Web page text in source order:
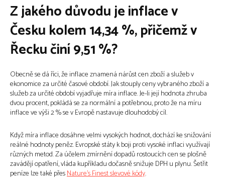
Z jakého důvodu je inflace v
Česku kolem 14,34 %, přičemž v
Řecku činí 9,51 %?
Obecně se dá říci, že inflace znamená nárůst cen zboží a služeb v
ekonomice za určité časové období. Jak stouply ceny vybraného zboží a
služeb za určité období vyjadřuje míra inflace. Je-li její hodnota zhruba
dvou procent, pokládá se za normální a potřebnou, proto že na míru
inflace ve výši 2 % se v Evropě nastavuje dlouhodobý cíl.
Když míra inflace dosáhne velmi vysokých hodnot, dochází ke snižování
reálné hodnoty peněz. Evropské státy k boji proti vysoké inflaci využívají
různých metod. Za účelem zmírnění dopadů rostoucích cen se plošně
zavádějí opatření, vláda kupříkladu dočasně snižuje DPH u plynu. Šetřit
peníze lze také přesNature’s Finest slevové kódy.